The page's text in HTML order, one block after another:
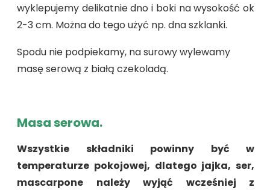
wyklepujemy delikatnie dno i boki na wysokość ok
2-3 cm. Można do tego użyć np. dna szklanki.
Spodu nie podpiekamy, na surowy wylewamy
masę serową z białą czekoladą.
Masa serowa.
Wszystkie składniki powinny być w
temperaturze pokojowej, dlatego jajka, ser,
mascarpone należy wyjąć wcześniej z